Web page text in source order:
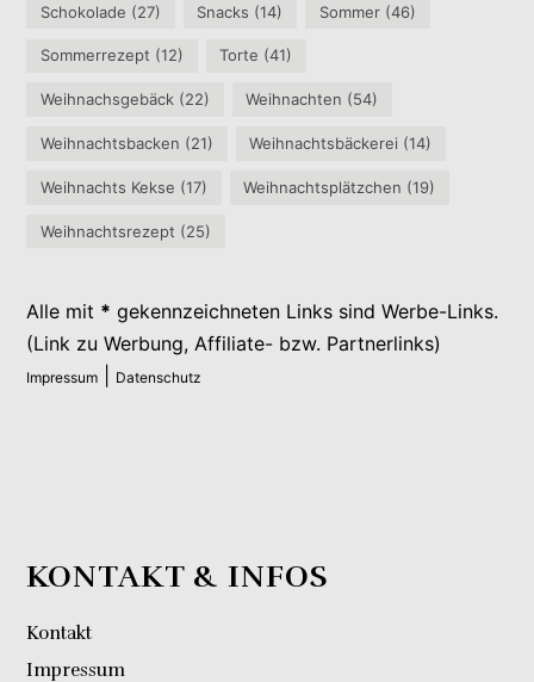
Schokolade (27) Snacks (14) Sommer(46)
Sommerrezept (12) Torte (41)
Weihnachsgebäck (22) Weihnachten (54)
Weihnachtsbacken (21) Weihnachtsbäckerei (14)
Weihnachts Kekse (17) Weihnachtsplätzchen (19)
Weihnachtsrezept (25)
Alle mit * gekennzeichneten Links sind Werbe-Links.
(Link zu Werbung, Affiliate- bzw. Partnerlinks)
Impressum Datenschutz
KONTAKT & INFOS
Kontakt
Impressum